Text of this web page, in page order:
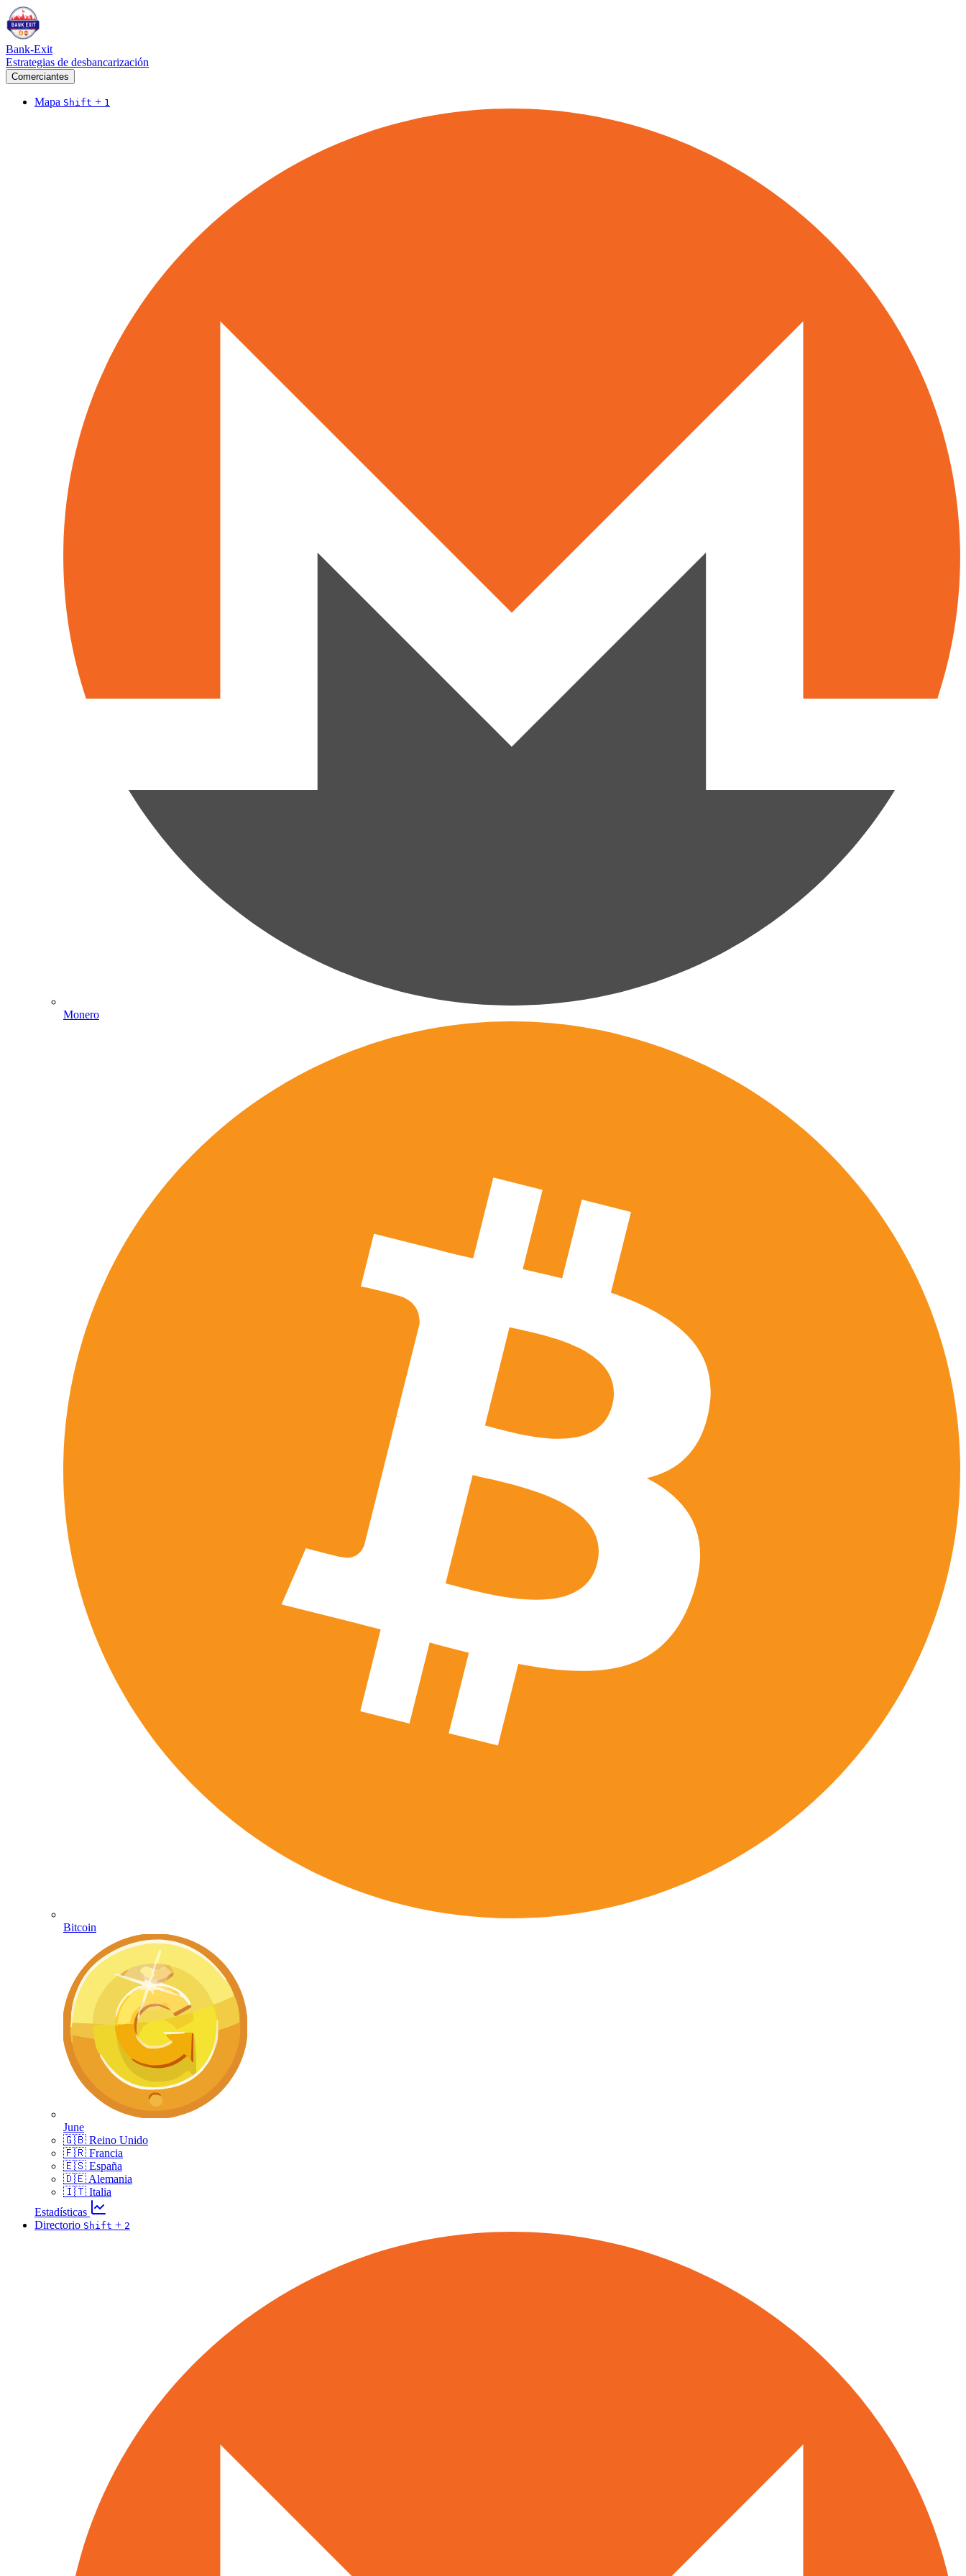
Bank-Exit
Estrategias de desbancarización
Comerciantes
Mapa Shift + 1
Monero
Bitcoin
June
🇬🇧 Reino Unido
🇫🇷 Francia
🇪🇸 España
🇩🇪 Alemania
🇮🇹 Italia
Estadísticas
Directorio Shift + 2